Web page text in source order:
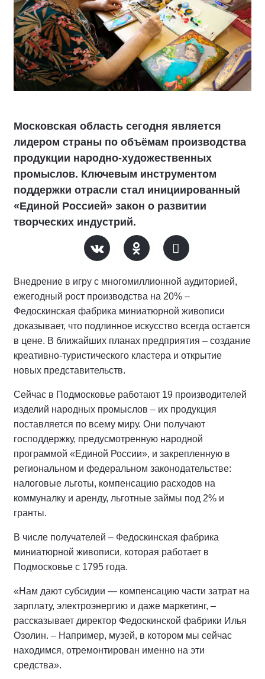
Московская область сегодня является
лидером страны по объёмам производства
продукции народно-художественных
промыслов. Ключевым инструментом
поддержки отрасли стал инициированный
«Единой Россией» закон о развитии
творческих индустрий.
Внедрение в игру с многомиллионной аудиторией,
ежегодный рост производства на 20% –
Федоскинская фабрика миниатюрной живописи
доказывает, что подлинное искусство всегда остается
в цене. В ближайших планах предприятия – создание
креативно-туристического кластера и открытие
новых представительств.
Сейчас в Подмосковье работают 19 производителей
изделий народных промыслов – их продукция
поставляется по всему миру. Они получают
господдержку, предусмотренную народной
программой «Единой России», и закрепленную в
региональном и федеральном законодательстве:
налоговые льготы, компенсацию расходов на
коммуналку и аренду, льготные займы под 2% и
гранты.
В числе получателей – Федоскинская фабрика
миниатюрной живописи, которая работает в
Подмосковье с 1795 года.
«Нам дают субсидии — компенсацию части затрат на
зарплату, электроэнергию и даже маркетинг, –
рассказывает директор Федоскинской фабрики Илья
Озолин. – Например, музей, в котором мы сейчас
находимся, отремонтирован именно на эти
средства».